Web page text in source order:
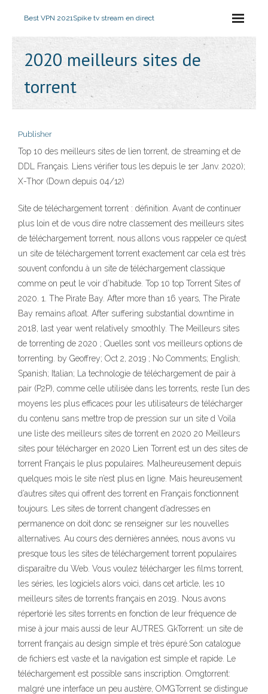
Best VPN 2021Spike tv stream en direct
2020 meilleurs sites de
torrent
Publisher
Top 10 des meilleurs sites de lien torrent, de streaming et de
DDL Français. Liens vérifier tous les depuis le 1er Janv. 2020);
X-Thor (Down depuis 04/12)
Site de téléchargement torrent : définition. Avant de continuer
plus loin et de vous dire notre classement des meilleurs sites
de téléchargement torrent, nous allons vous rappeler ce qu’est
un site de téléchargement torrent exactement car cela est très
souvent confondu à un site de téléchargement classique
comme on peut le voir d’habitude. Top 10 top Torrent Sites of
2020. 1. The Pirate Bay. After more than 16 years, The Pirate
Bay remains afloat. After suffering substantial downtime in
2018, last year went relatively smoothly. The Meilleurs sites
de torrenting de 2020 ; Quelles sont vos meilleurs options de
torrenting. by Geoffrey; Oct 2, 2019 ; No Comments; English;
Spanish; Italian; La technologie de téléchargement de pair à
pair (P2P), comme celle utilisée dans les torrents, reste l’un des
moyens les plus efficaces pour les utilisateurs de télécharger
du contenu sans mettre trop de pression sur un site d Voila
une liste des meilleurs sites de torrent en 2020 20 Meilleurs
sites pour télécharger en 2020 Lien Torrent est un des sites de
torrent Français le plus populaires. Malheureusement depuis
quelques mois le site n’est plus en ligne. Mais heureusement
d’autres sites qui offrent des torrent en Français fonctionnent
toujours. Les sites de torrent changent d’adresses en
permanence on doit donc se renseigner sur les nouvelles
alternatives. Au cours des dernières années, nous avons vu
presque tous les sites de téléchargement torrent populaires
disparaître du Web. Vous voulez télécharger les films torrent,
les séries, les logiciels alors voici, dans cet article, les 10
meilleurs sites de torrents français en 2019.. Nous avons
répertorié les sites torrents en fonction de leur fréquence de
mise à jour mais aussi de leur AUTRES. GkTorrent: un site de
torrent français au design simple et très épuré.Son catalogue
de fichiers est vaste et la navigation est simple et rapide. Le
téléchargement est possible sans inscription. Omgtorrent:
malgré une interface un peu austère, OMGTorrent se distingue